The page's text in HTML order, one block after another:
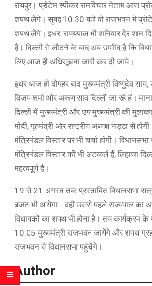
रायपुर। प्रोटेम स्पीकर रामविचार नेताम आज
शपथ लेंगे। सुबह 10.30 बजे वो राजभवन में
शपथ लेंगे। इधर, राज्यपाल भी शनिवार देर शाम
हैं। दिल्ली से लौटने के बाद अब उम्मीद है कि
लिए आज ही अधिसूचना जारी कर दी जाये।
इधर आज ही दोपहर बाद मुख्यमंत्री विष्णुदेव
विजय शर्मा और अरूण साव दिल्ली जा रहे हैं।
दिल्ली में मुख्यमंत्री और उप मुख्यमंत्री की
मोदी, गृहमंत्री और राष्ट्रीय अध्यक्ष नड्डा से
मंत्रिमंडल विस्तार पर भी चर्चा होगी।
मंत्रिमंडल विस्तार की भी अटकलें हैं, लिहाजा
महत्वपूर्ण है।
19 से 21 अगस्त तक प्रस्तावित विधानसभा
बजट भी आयेगा। वहीं उससे पहले राज्यपाल का
विधायकों का शपथ भी होना है। तय कार्यक्रम के
10.05 मुख्यमंत्री राजभवन जायेंगे और शपथ
राजभवन से विधानसभा पहुंचेंगे।
Author